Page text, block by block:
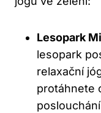
Lesopark
lesopark
relaxační
protáhnete